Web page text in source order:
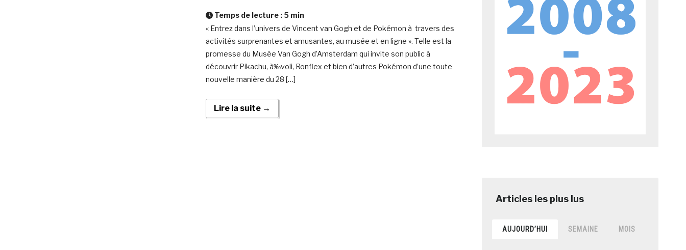
Temps de lecture : 5 min
« Entrez dans l’univers de Vincent van Gogh et de Pokémon à travers des
activités surprenantes et amusantes, au musée et en ligne ». Telle est la
promesse du Musée Van Gogh d’Amsterdam qui invite son public à
découvrir Pikachu, à‰voli, Ronflex et bien d’autres Pokémon d’une toute
nouvelle manière du 28 […]
Lire la suite →
AUJOURD’HUI SEMAINE MOIS